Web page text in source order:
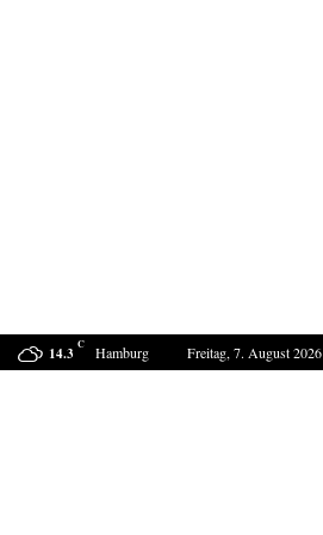
14.3 C Hamburg Freitag, 7. August 2026
Der Sommer 2040 in Europa